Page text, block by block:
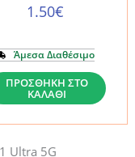
1.50€
Άμεσα Διαθέσιμο
Lime
ΠΡΟΣΘΉΚΗ ΣΤΟ
ΚΑΛΆΘΙ
Ultra 5G